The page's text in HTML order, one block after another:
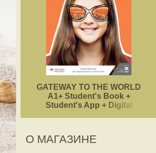
GATEWAY TO THE WORLD
A1+ Student's Book +
Student's App + Digital
О МАГАЗИНЕ